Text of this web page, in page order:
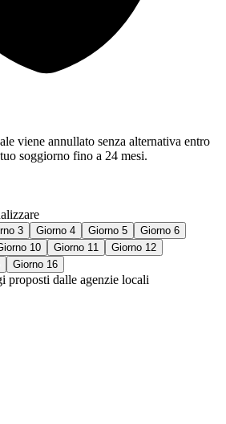
viene annullato senza alternativa entro
soggiorno fino a 24 mesi.
3 Giorno 4 Giorno 5
Giorno 6
10 Giorno 11
Giorno 12
Giorno 16
proposti dalle agenzie locali